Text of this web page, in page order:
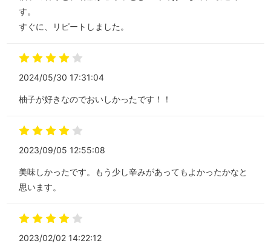
す。
すぐに、リピートしました。
2024/05/30 17:31:04
柚子が好きなのでおいしかったです！！
2023/09/05 12:55:08
美味しかったです。もう少し辛みがあってもよかったかなと
思います。
2023/02/02 14:22:12